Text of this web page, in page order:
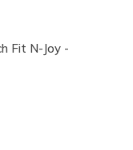
Fit N-Joy -